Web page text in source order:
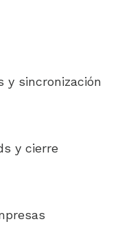
y sincronización
y cierre